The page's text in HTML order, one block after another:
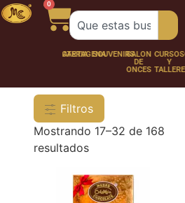
0
CHOCOLATERÍA
CARTAGENASOUVENIRSSALÓN
DE
ONCES
CURSOS
Y
Filtros
Mostrando 17–32 de 168
resultados